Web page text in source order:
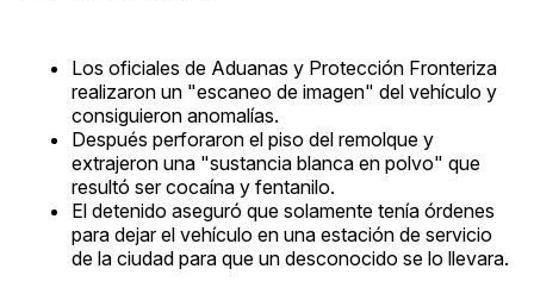
Los oficiales de Aduanas y Protección Fronteriza
realizaron un "escaneo de imagen" del vehículo y
consiguieron anomalías.
Después perforaron el piso del remolque y
extrajeron una "sustancia blanca en polvo" que
resultó ser cocaína y fentanilo.
El detenido aseguró que solamente tenía órdenes
para dejar el vehículo en una estación de servicio
de la ciudad para que un desconocido se lo llevara.